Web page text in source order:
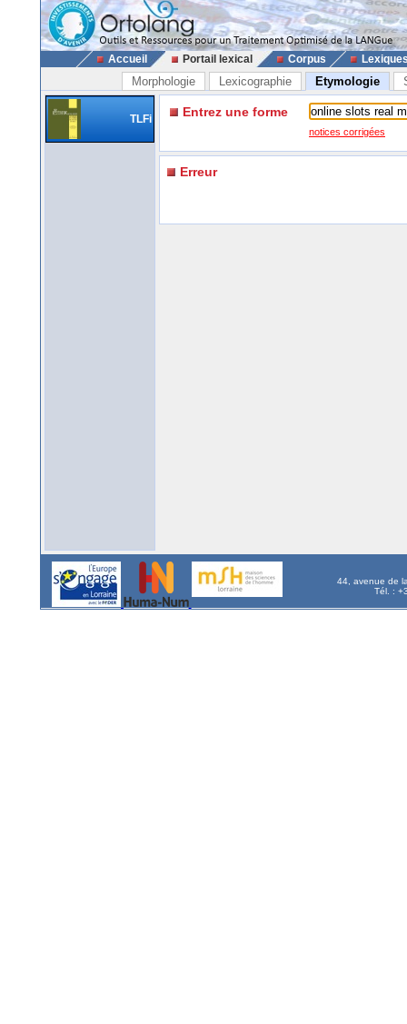
Accueil Portail lexical Corpus
Morphologie Lexicographie Etymologie
TLFi Entrez une forme
notices corrigées
Erreur
44, avenue de
Tél. :